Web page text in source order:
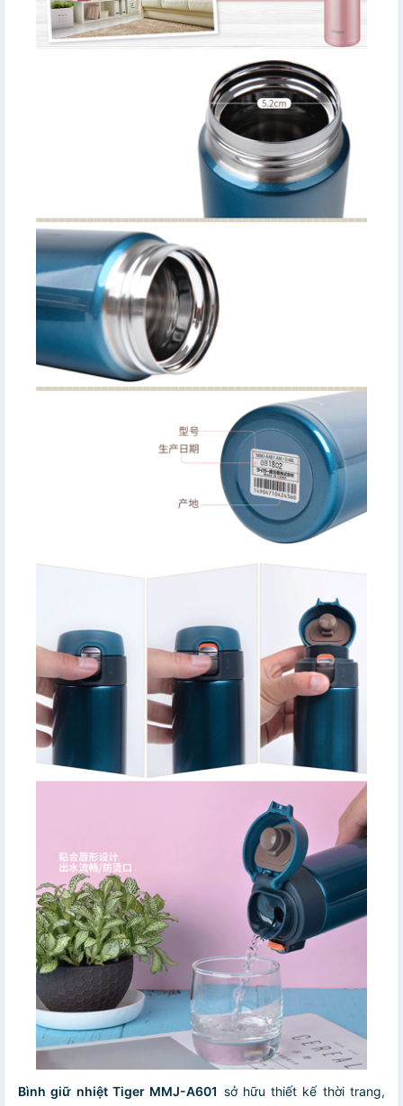
Bình giữ nhiệt Tiger MMJ-A601 sở hữu thiết kế thời trang,